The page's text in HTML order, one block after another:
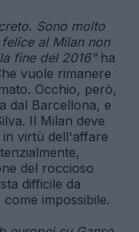
Sono molto
al Milan non
fine del 2016"ha
vuole rimanere
Occhio, però,
dal Barcellona, e
Il Milan deve
in virtù dell'affare
del roccioso
difficile da
impossibile.